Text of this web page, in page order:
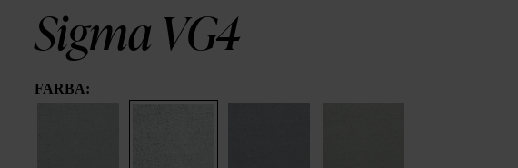
Sigma VG4
FARBA: